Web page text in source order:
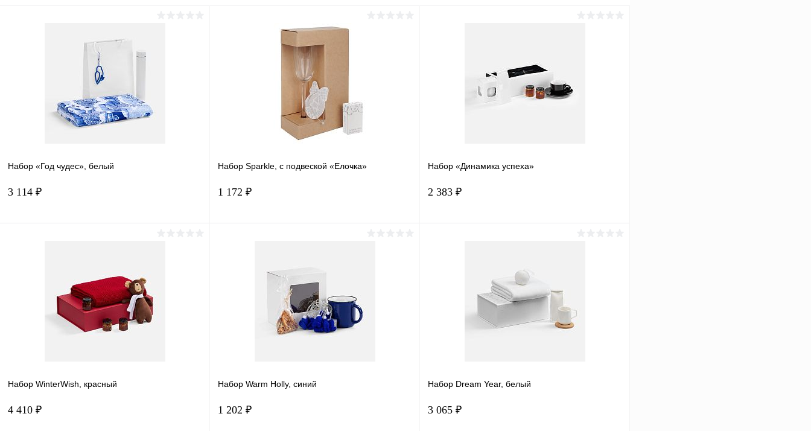
Набор «Год чудес», белый
3 114 ₽
Сравнение
В избранное Под заказ
Набор Sparkle, с подвеской «Елочка»
1 172 ₽
Купить в 1 клик
В наличии
Набор «Динамика успеха»
2 383 ₽
В избранное Под заказ
Набор WinterWish, красный
4 410 ₽
Набор Warm Holly, синий
1 202 ₽
Набор Dream Year, белый
3 065 ₽